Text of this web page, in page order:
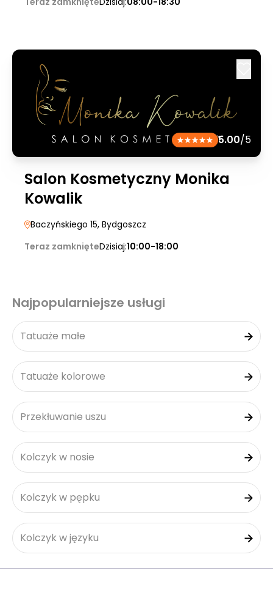
5.00/5
Salon Kosmetyczny Monika
Kowalik
Baczyńskiego 15, Bydgoszcz
Teraz zamknięteDzisiaj:10:00-18:00
Najpopularniejsze usługi
Tatuaże małe
Tatuaże kolorowe
Przekłuwanie uszu
Kolczyk w nosie
Kolczyk w pępku
Kolczyk w języku